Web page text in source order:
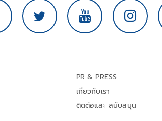
PR & PRESS
เกี่ยวกับเรา
ติดต่อและ สนับสนุน